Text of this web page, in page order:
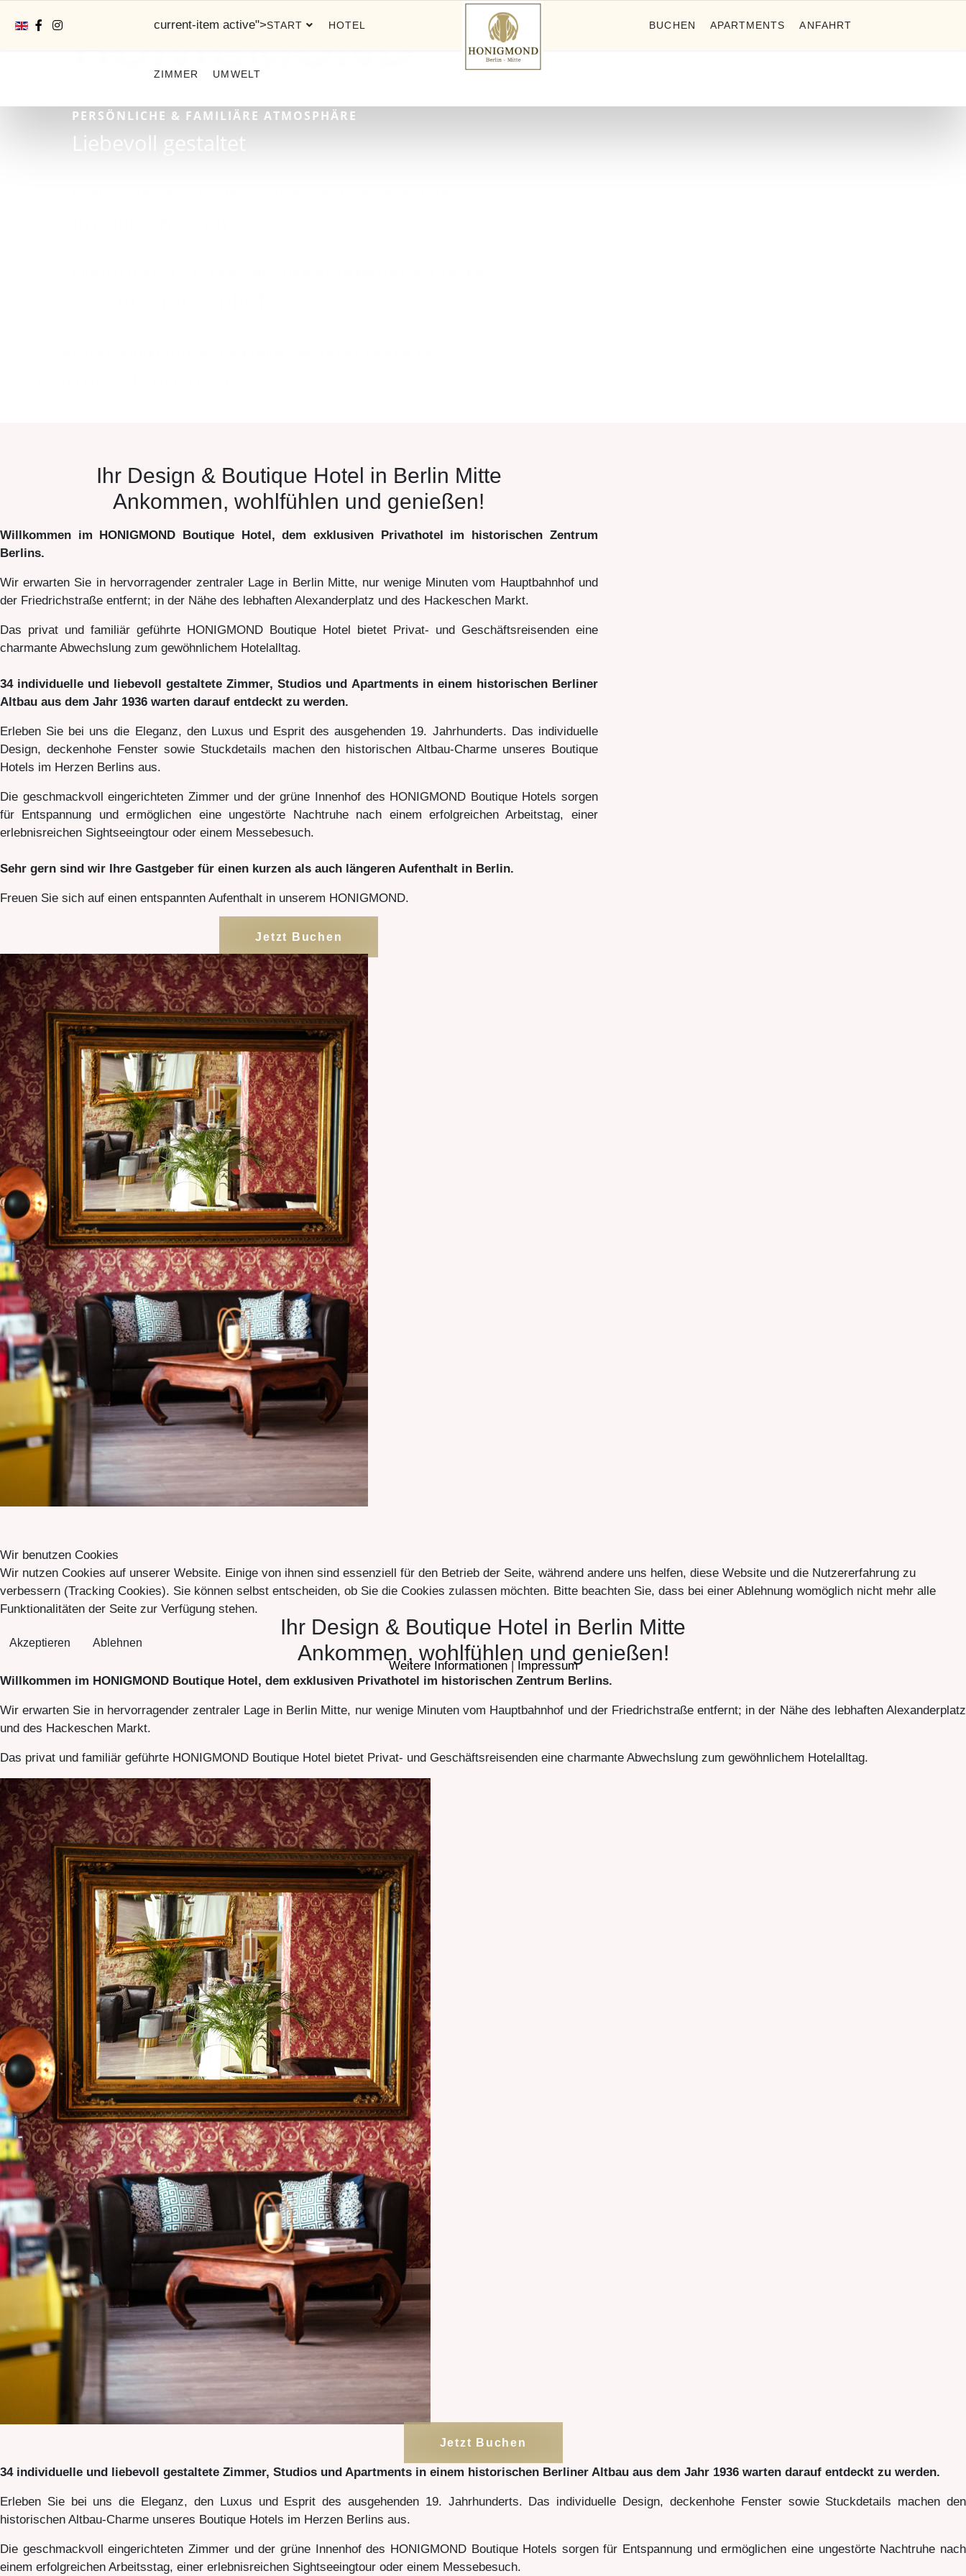
Sprache auswählen current-item active">START HOTEL
ZIMMER UMWELT
BUCHEN APARTMENTS ANFAHRT
HONIGMOND
PERSÖNLICHE & FAMILIÄRE ATMOSPHÄRE
Liebevoll gestaltet
Ihr Design & Boutique Hotel in Berlin Mitte
Ankommen, wohlfühlen und genießen!
Willkommen im HONIGMOND Boutique Hotel, dem exklusiven Privathotel im historischen Zentrum
Berlins.
Wir erwarten Sie in hervorragender zentraler Lage in Berlin Mitte, nur wenige Minuten vom Hauptbahnhof und
der Friedrichstraße entfernt; in der Nähe des lebhaften Alexanderplatz und des Hackeschen Markt.
Das privat und familiär geführte HONIGMOND Boutique Hotel bietet Privat- und Geschäftsreisenden eine
charmante Abwechslung zum gewöhnlichem Hotelalltag.
34 individuelle und liebevoll gestaltete Zimmer, Studios und Apartments in einem historischen Berliner
Altbau aus dem Jahr 1936 warten darauf entdeckt zu werden.
Erleben Sie bei uns die Eleganz, den Luxus und Esprit des ausgehenden 19. Jahrhunderts. Das individuelle
Design, deckenhohe Fenster sowie Stuckdetails machen den historischen Altbau-Charme unseres Boutique
Hotels im Herzen Berlins aus.
Die geschmackvoll eingerichteten Zimmer und der grüne Innenhof des HONIGMOND Boutique Hotels sorgen
für Entspannung und ermöglichen eine ungestörte Nachtruhe nach einem erfolgreichen Arbeitstag, einer
erlebnisreichen Sightseeingtour oder einem Messebesuch.
Sehr gern sind wir Ihre Gastgeber für einen kurzen als auch längeren Aufenthalt in Berlin.
Freuen Sie sich auf einen entspannten Aufenthalt in unserem HONIGMOND.
Jetzt Buchen
Ihr Design & Boutique Hotel in Berlin Mitte
Ankommen, wohlfühlen und genießen!
Willkommen im HONIGMOND Boutique Hotel, dem exklusiven Privathotel im historischen Zentrum Berlins.
Wir erwarten Sie in hervorragender zentraler Lage in Berlin Mitte, nur wenige Minuten vom Hauptbahnhof und der Friedrichstraße entfernt; in der Nähe des lebhaften Alexanderplatz
und des Hackeschen Markt.
Das privat und familiär geführte HONIGMOND Boutique Hotel bietet Privat- und Geschäftsreisenden eine charmante Abwechslung zum gewöhnlichem Hotelalltag.
Jetzt Buchen
34 individuelle und liebevoll gestaltete Zimmer, Studios und Apartments in einem historischen Berliner Altbau aus dem Jahr 1936 warten darauf entdeckt zu werden.
Erleben Sie bei uns die Eleganz, den Luxus und Esprit des ausgehenden 19. Jahrhunderts. Das individuelle Design, deckenhohe Fenster sowie Stuckdetails machen den
historischen Altbau-Charme unseres Boutique Hotels im Herzen Berlins aus.
Die geschmackvoll eingerichteten Zimmer und der grüne Innenhof des HONIGMOND Boutique Hotels sorgen für Entspannung und ermöglichen eine ungestörte Nachtruhe nach
einem erfolgreichen Arbeitsstag, einer erlebnisreichen Sightseeingtour oder einem Messebesuch.
Wir benutzen Cookies
Wir nutzen Cookies auf unserer Website. Einige von ihnen sind essenziell für den Betrieb der Seite, während andere uns helfen, diese Website und die Nutzererfahrung zu
verbessern (Tracking Cookies). Sie können selbst entscheiden, ob Sie die Cookies zulassen möchten. Bitte beachten Sie, dass bei einer Ablehnung womöglich nicht mehr alle
Funktionalitäten der Seite zur Verfügung stehen.
Akzeptieren Ablehnen
Weitere Informationen| Impressum